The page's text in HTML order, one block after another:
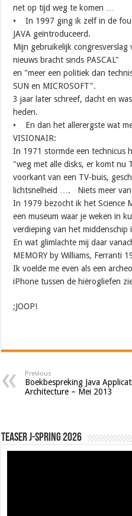
net op tijd weg te komen …
• In 1997 ging ik zelf in de
JAVA geïntroduceerd.
Mijn gebruikelijk congresverslag
nieuws bracht sinds PASCAL"
en "meer een politiek dan
SUN en MICROSOFT".
3 jaar later schreef, dacht en
heden.
• En dan het allerergste wat
VISIONAIR:
In 1971 stormde een technicus
"weg met alle disks, er komt nu
voorkant van een TV-buis,
lichtsnelheid …. Niets meer
In 1979 bezocht ik het Science
een museum waar je weken in
verdieping van het middenschip
En wat glimlachte mij daar
MEMORY by Williams, Ferranti
Ik voelde me even als een
iPhone tussen de hiërogliefen
;JOOP!
Previous
Boekbespreking Java
Architecture – Mei 2013
Teaser J-Spring 2026